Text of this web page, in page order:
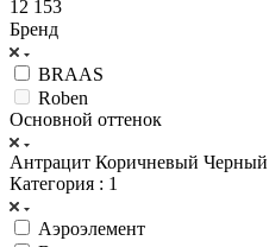
12 153
Бренд
BRAAS
Roben
Основной оттенок
Антрацит Коричневый Черный
Категория : 1
Аэроэлемент